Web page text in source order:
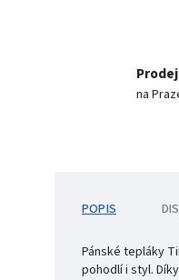
na
POPIS
Pánské tepláky
pohodlí i styl.